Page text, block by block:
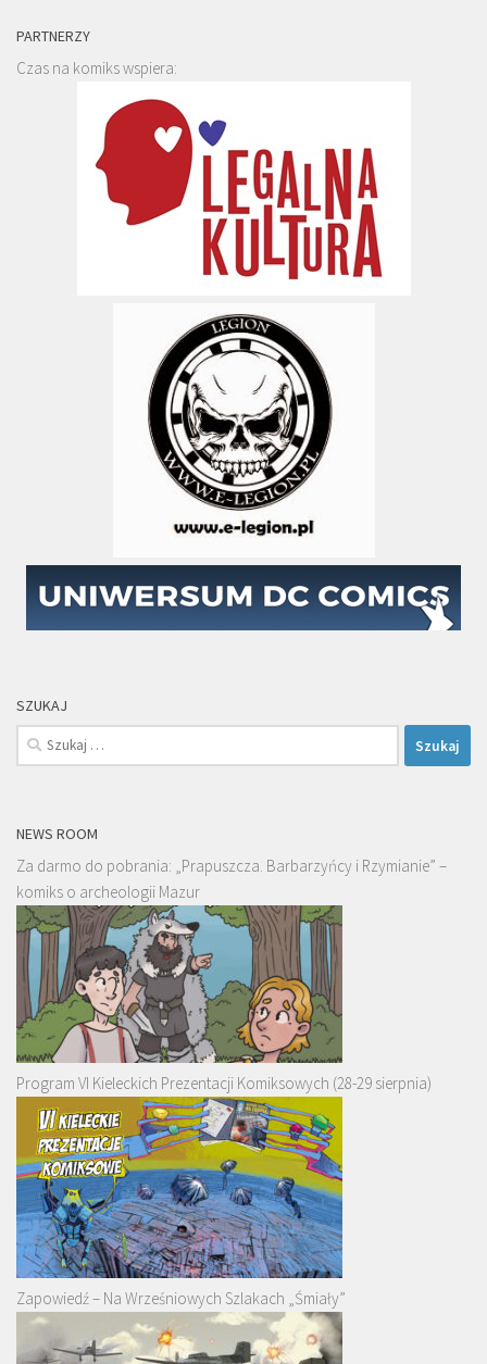
PARTNERZY
Czas na komiks wspiera:
SZUKAJ
Szukaj:
NEWS ROOM
Za darmo do pobrania: „Prapuszcza. Barbarzyńcy i Rzymianie” –
komiks o archeologii Mazur
Program VI Kieleckich Prezentacji Komiksowych (28-29 sierpnia)
Zapowiedź – Na Wrześniowych Szlakach „Śmiały”